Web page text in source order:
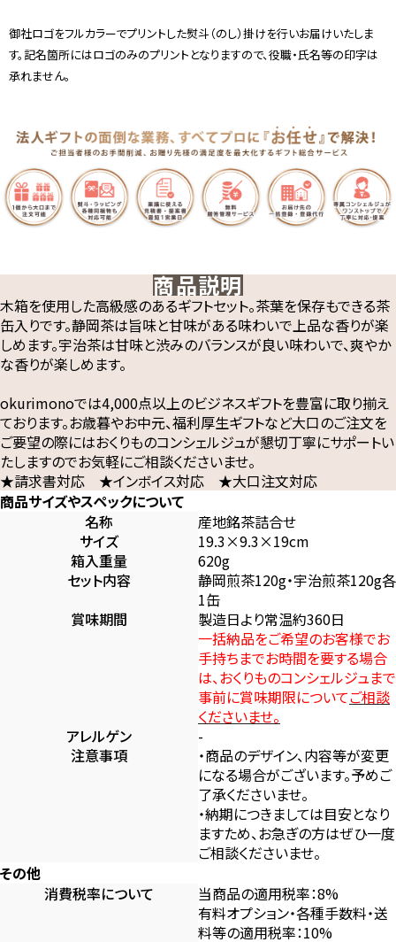
御社ロゴをフルカラーでプリントした熨斗（のし）掛けを行いお届けいたしま
す。記名箇所にはロゴのみのプリントとなりますので、役職・氏名等の印字は
承れません。
商品説明
木箱を使用した高級感のあるギフトセット。茶葉を保存もできる茶
缶入りです。静岡茶は旨味と甘味がある味わいで上品な香りが楽
しめます。宇治茶は甘味と渋みのバランスが良い味わいで、爽やか
な香りが楽しめます。
okurimonoでは4,000点以上のビジネスギフトを豊富に取り揃え
ております。お歳暮やお中元、福利厚生ギフトなど大口のご注文を
ご要望の際にはおくりものコンシェルジュが懇切丁寧にサポートい
たしますのでお気軽にご相談くださいませ。
★請求書対応 ★インボイス対応 ★大口注文対応
商品サイズやスペックについて
名称
産地銘茶詰合せ
サイズ
19.3×9.3×19cm
箱入重量
620g
セット内容
静岡煎茶120g・宇治煎茶120g各
1缶
賞味期間
製造日より常温約360日
一括納品をご希望のお客様でお
手持ちまでお時間を要する場合
は、おくりものコンシェルジュまで
事前に賞味期限についてご相談
くださいませ。
アレルゲン
-
注意事項
・商品のデザイン、内容等が変更
になる場合がございます。予めご
了承くださいませ。
・納期につきましては目安となり
ますため、お急ぎの方はぜひ一度
ご相談くださいませ。
その他
消費税率について
当商品の適用税率：8%
有料オプション・各種手数料・送
料等の適用税率：10%